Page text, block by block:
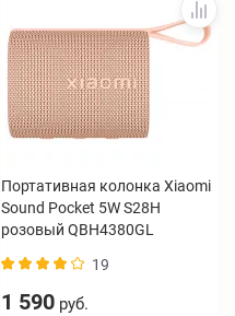
Портативная колонка Xiaomi
Sound Pocket 5W S28H
розовый QBH4380GL
19
1 590 руб.